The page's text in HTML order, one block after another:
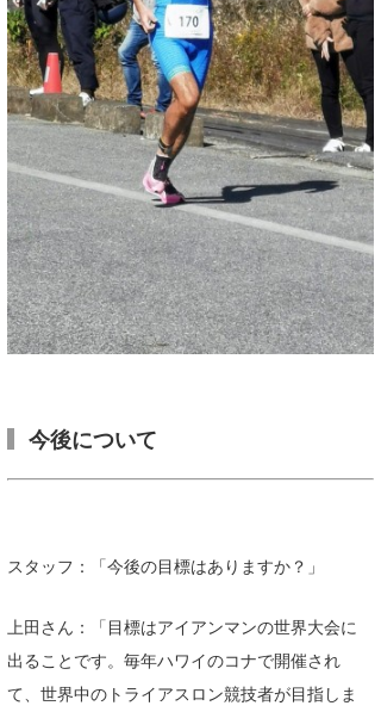
今後について
スタッフ：「今後の目標はありますか？」
上田さん：「目標はアイアンマンの世界大会に
出ることです。毎年ハワイのコナで開催され
て、世界中のトライアスロン競技者が目指しま